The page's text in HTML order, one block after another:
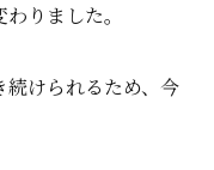
りました。
けられるため、今